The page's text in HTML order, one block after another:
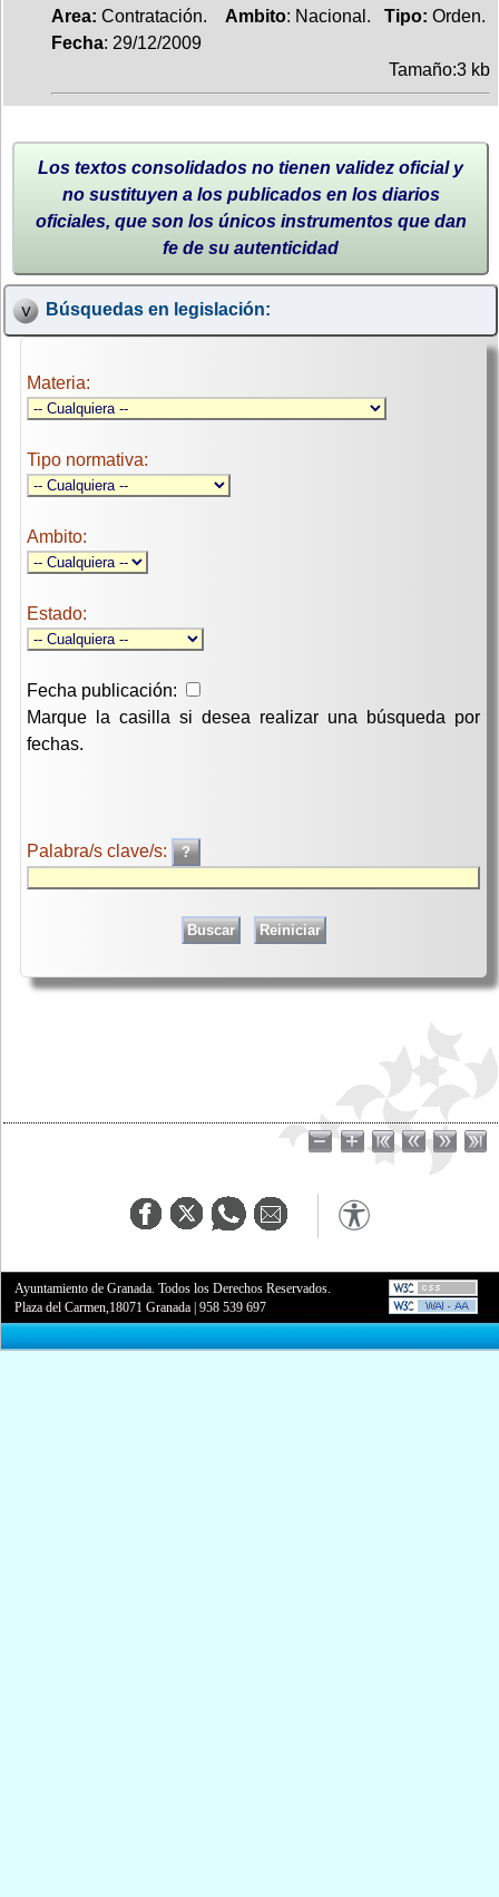
Area: Contratación. Ambito: Nacional. Tipo: Orden.
Fecha: 29/12/2009
Tamaño:3 kb
Los textos consolidados no tienen validez oficial y
no sustituyen a los publicados en los diarios
oficiales, que son los únicos instrumentos que dan
fe de su autenticidad
Búsquedas en legislación:
Materia:
Tipo normativa:
Ambito:
Estado:
Fecha publicación:
Marque la casilla si desea realizar una búsqueda por
fechas.
Palabra/s clave/s:
Ayuntamiento de Granada. Todos los Derechos Reservados.
Plaza del Carmen,18071 Granada |958 539 697